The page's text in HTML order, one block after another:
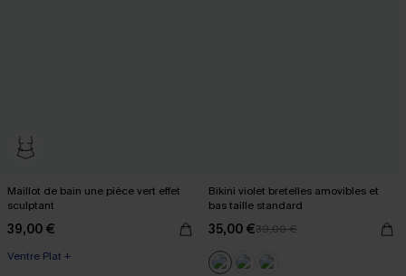
Maillot de bain une pièce vert effet
sculptant
39,00 €
Ventre Plat +
Bikini violet bretelles amovibles et
bas taille standard
35,00 €39,00 €